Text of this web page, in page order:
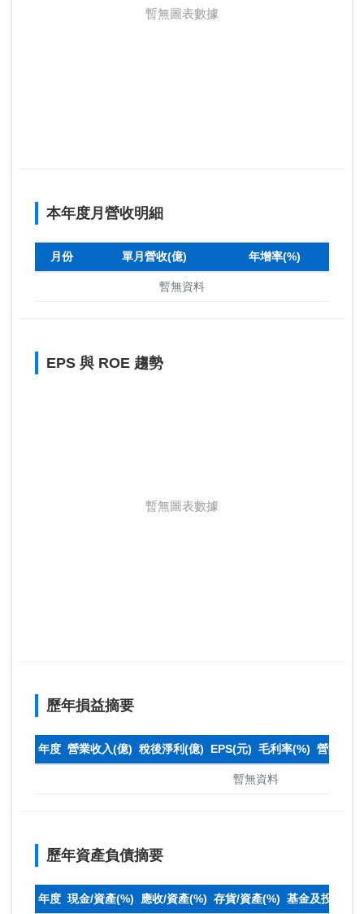
暫無圖表數據
本年度月營收明細
月份 單月營收(億) 年增率(%)
暫無資料
EPS 與 ROE 趨勢
暫無圖表數據
歷年損益摘要
年度 營業收入(億) 稅後淨利(億) EPS(元) 毛利率(%) 營業利
暫無資料
歷年資產負債摘要
年度 現金/資產(%) 應收/資產(%) 存貨/資產(%) 基金及投資(%)